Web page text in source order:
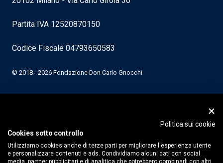
Partita IVA 12520870150
Codice Fiscale 04793650583
© 2018 - 2026 Fondazione Don Carlo Gnocchi
Politica sui cookie
Cookies sotto controllo
Utilizziamo cookies anche di terze parti per migliorare l'esperienza utente
e personalizzare contenuti e ads. Condividiamo alcuni dati con social
media, partner pubblicitari e di analitica che potrebbero combinarli con altri